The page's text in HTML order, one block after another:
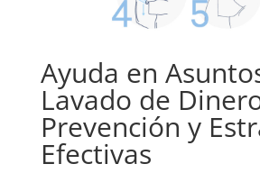
Ayuda en
Lavado de
Prevención y
Efectivas